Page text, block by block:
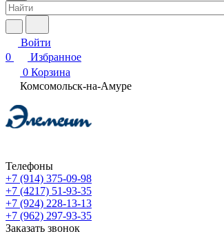
Войти
0
Избранное
0 Корзина
Комсомольск-на-Амуре
Телефоны
+7 (914) 375-09-98
+7 (4217) 51-93-35
+7 (924) 228-13-13
+7 (962) 297-93-35
Заказать звонок